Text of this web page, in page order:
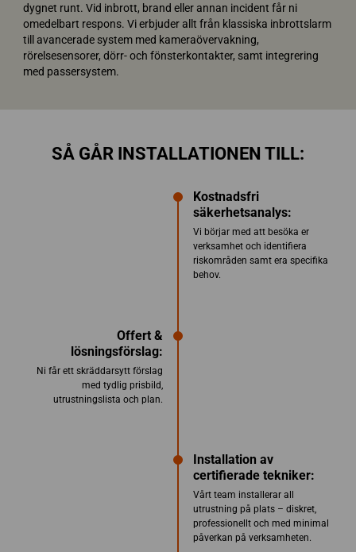
dygnet runt. Vid inbrott, brand eller annan incident får ni
omedelbart respons. Vi erbjuder allt från klassiska inbrottslarm
till avancerade system med kameraövervakning,
rörelsesensorer, dörr- och fönsterkontakter, samt integrering
med passersystem.
SÅ GÅR INSTALLATIONEN TILL:
Kostnadsfri
säkerhetsanalys:
Vi börjar med att besöka er
verksamhet och identifiera
riskområden samt era specifika
behov.
Offert &
lösningsförslag:
Ni får ett skräddarsytt förslag
med tydlig prisbild,
utrustningslista och plan.
Installation av
certifierade tekniker:
Vårt team installerar all
utrustning på plats – diskret,
professionellt och med minimal
påverkan på verksamheten.